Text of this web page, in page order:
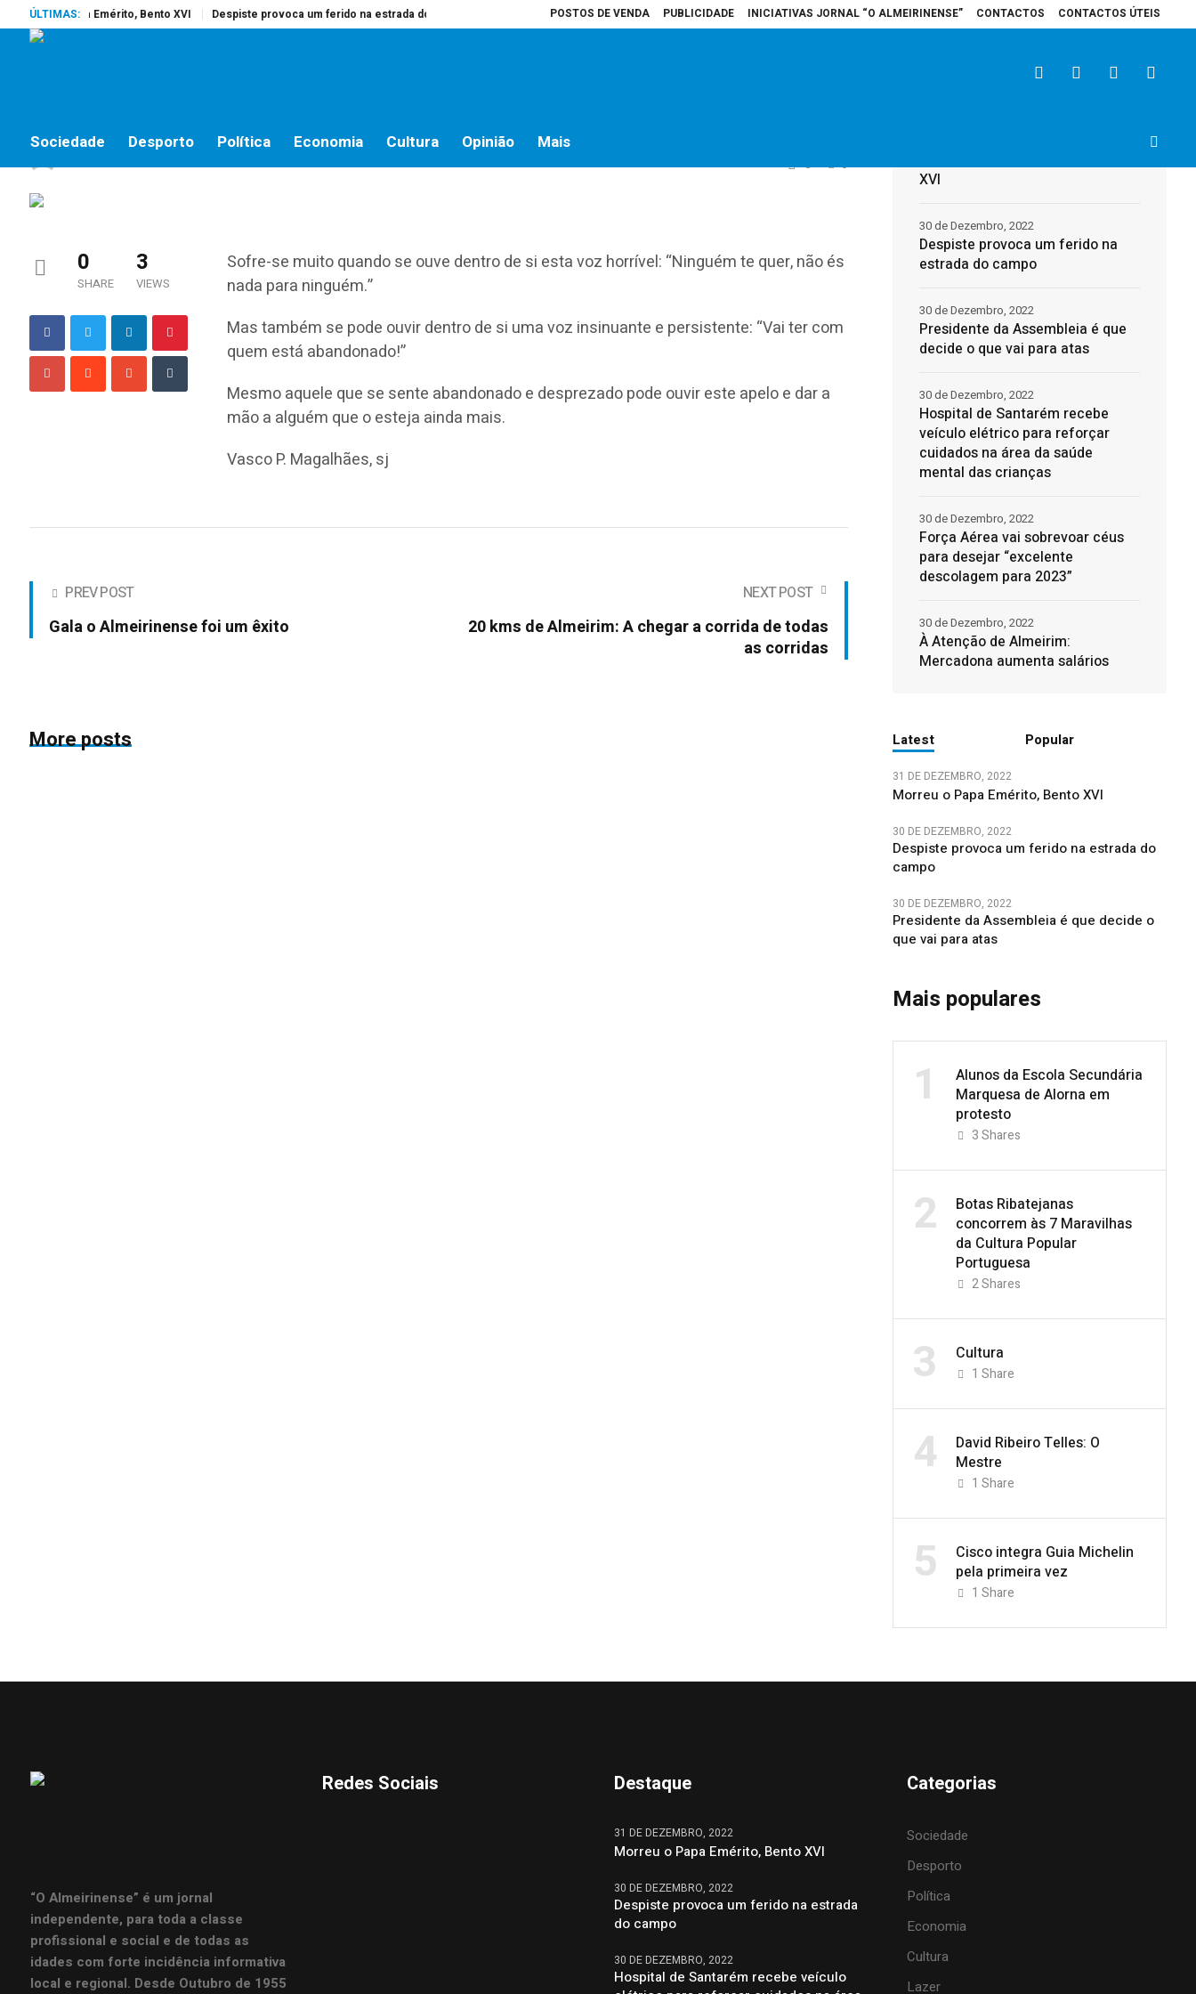
POSTOS DE VENDA PUBLICIDADE INICIATIVAS JORNAL “O ALMEIRINENSE” CONTACTOS CONTACTOS ÚTEIS
ÚLTIMAS:
o Papa Emérito, Bento XVI Despiste provoca um ferido na estrada do campo Presidente da Assembleia é que decide o que vai para atas Hospital de Santarém recebe veículo elétrico para reforçar cuidados na área
Sociedade Desporto Política Economia Cultura Opinião Mais
3 0
0
SHARE
3
VIEWS
Sofre-se muito quando se ouve dentro de si esta voz horrível: “Ninguém te quer, não és
nada para ninguém.”
Mas também se pode ouvir dentro de si uma voz insinuante e persistente: “Vai ter com
quem está abandonado!”
Mesmo aquele que se sente abandonado e desprezado pode ouvir este apelo e dar a
mão a alguém que o esteja ainda mais.
Vasco P. Magalhães, sj
PREV POST
Gala o Almeirinense foi um êxito
NEXT POST
20 kms de Almeirim: A chegar a corrida de todas
as corridas
More posts
XVI
Despiste provoca um ferido na
estrada do campo
30 de Dezembro, 2022
Presidente da Assembleia é que
decide o que vai para atas
30 de Dezembro, 2022
Hospital de Santarém recebe
veículo elétrico para reforçar
cuidados na área da saúde
mental das crianças
30 de Dezembro, 2022
Força Aérea vai sobrevoar céus
para desejar “excelente
descolagem para 2023”
30 de Dezembro, 2022
À Atenção de Almeirim:
Mercadona aumenta salários
30 de Dezembro, 2022
Latest Popular
31 DE DEZEMBRO, 2022
Morreu o Papa Emérito, Bento XVI
30 DE DEZEMBRO, 2022
Despiste provoca um ferido na estrada do
campo
30 DE DEZEMBRO, 2022
Presidente da Assembleia é que decide o
que vai para atas
Mais populares
1
Alunos da Escola Secundária
Marquesa de Alorna em
protesto
3Shares
2
Botas Ribatejanas
concorrem às 7 Maravilhas
da Cultura Popular
Portuguesa
2Shares
3 Cultura
1 Share
4
David Ribeiro Telles: O
Mestre
1 Share
5
Cisco integra Guia Michelin
pela primeira vez
1 Share
“O Almeirinense” é um jornal
independente, para toda a classe
profissional e social e de todas as
idades com forte incidência informativa
local e regional. Desde Outubro de 1955
Redes Sociais Destaque
31 DE DEZEMBRO, 2022
Morreu o Papa Emérito, Bento XVI
30 DE DEZEMBRO, 2022
Despiste provoca um ferido na estrada
do campo
30 DE DEZEMBRO, 2022
Hospital de Santarém recebe veículo
Categorias
Sociedade
Desporto
Política
Economia
Cultura
Lazer